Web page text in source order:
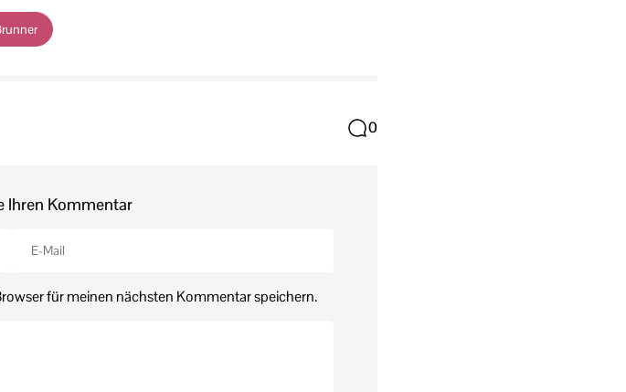
0
Ihren Kommentar
für meinen nächsten Kommentar speichern.